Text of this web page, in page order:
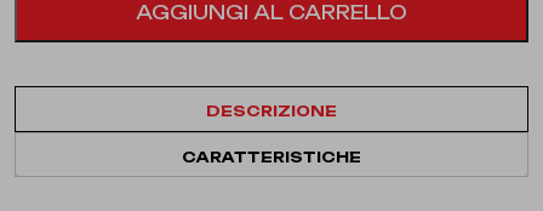
-
senza
-
AGGIUNGI AL CARRELLO
DESCRIZIONE
CARATTERISTICHE